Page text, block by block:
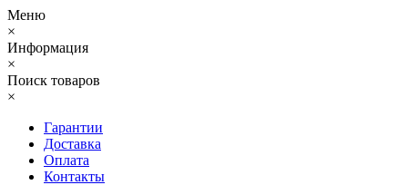
Меню
×
Информация
×
Поиск товаров
×
Гарантии
Доставка
Оплата
Контакты